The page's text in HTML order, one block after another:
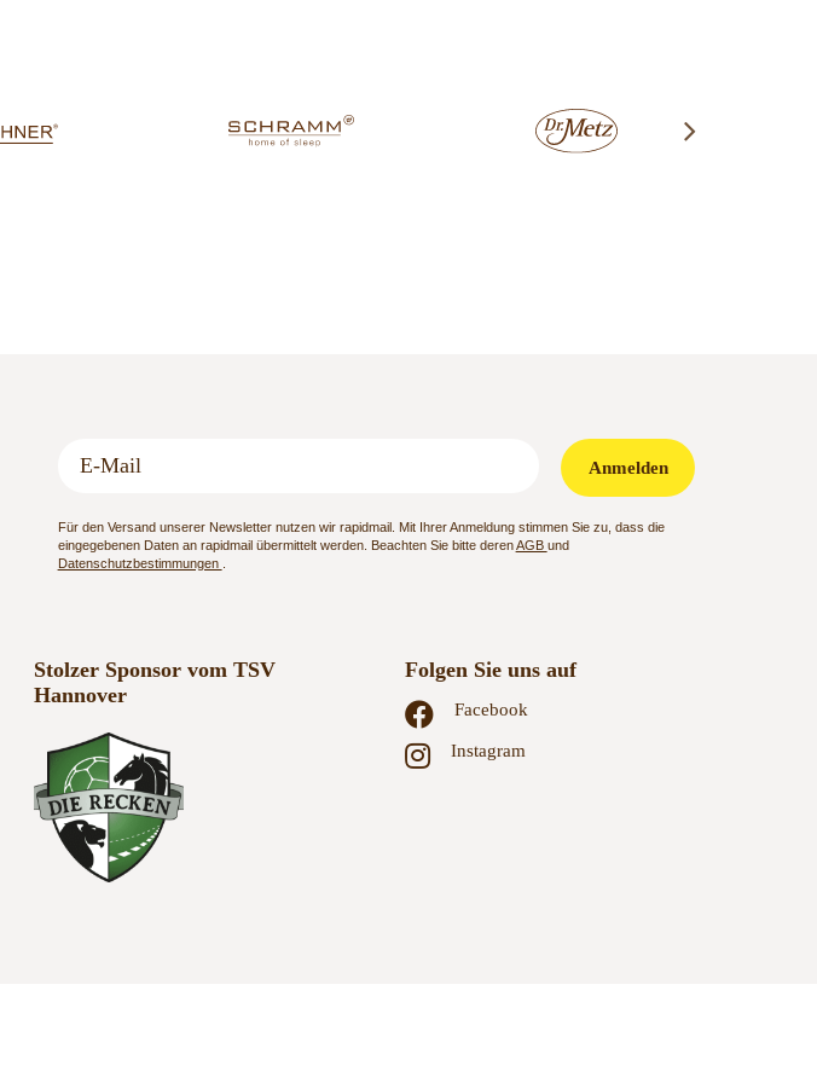
Anmelden
Für den Versand unserer Newsletter nutzen wir rapidmail. Mit Ihrer Anmeldung stimmen Sie zu, dass die
eingegebenen Daten an rapidmail übermittelt werden. Beachten Sie bitte derenAGB und
Datenschutzbestimmungen
Stolzer Sponsor vom TSV
Hannover
Folgen Sie uns auf
Facebook
Instagram